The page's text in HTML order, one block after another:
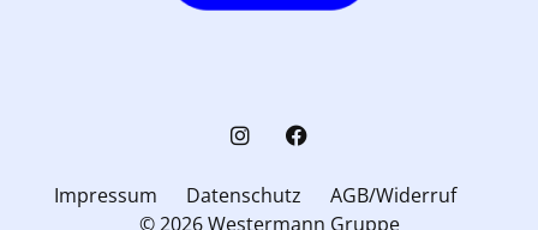
Impressum Datenschutz
AGB/Widerruf
© 2026 Westermann Gruppe